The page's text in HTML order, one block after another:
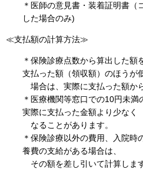
＊医師の意見書・装着証明書（
した場合のみ)
≪支払額の計算方法≫
＊保険診療点数から算出した額
支払った額（領収額）のほうが
場合は、実際に支払った額か
＊医療機関等窓口での10円未
実際に支払った金額より少なく
なることがあります。
＊保険診療以外の費用、入院時
養費の支給がある場合は、
その額を差し引いて計算します